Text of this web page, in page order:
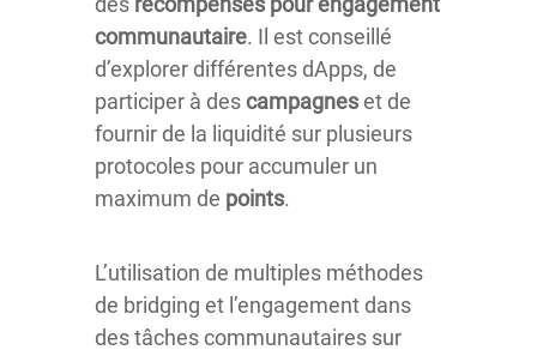
communautaire. Il est conseillé
d’explorer différentes dApps, de
participer à descampagneset de
fournir de la liquidité sur plusieurs
protocoles pour accumuler un
maximum de points.
L’utilisation de multiples méthodes
de bridging et l’engagement dans
des tâches communautaires sur